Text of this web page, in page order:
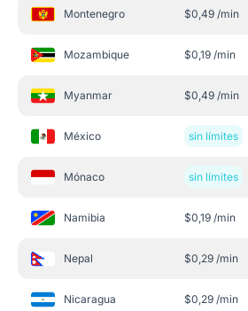
Montenegro $0,49 /min
Mozambique $0,19 /min
Myanmar $0,49 /min
México sin límites
Mónaco sin límites
Namibia $0,19 /min
Nepal $0,29 /min
Nicaragua $0,29 /min